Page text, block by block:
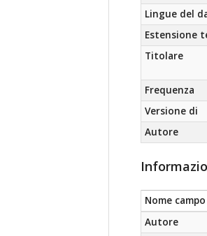
Lingue del
Estensione
Titolare
Frequenza
Versione di
Autore
Nome campo
Autore